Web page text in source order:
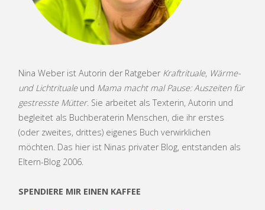
Nina Weber ist Autorin der Ratgeber Kraftrituale, Wärme-
und Lichtritualeund Mama macht mal Pause: Auszeiten für
gestresste Mütter. Sie arbeitet als Texterin, Autorin und
begleitet als Buchberaterin Menschen, die ihr erstes
(oder zweites, drittes) eigenes Buch verwirklichen
möchten. Das hier ist Ninas privater Blog, entstanden als
Eltern-Blog 2006.
SPENDIERE MIR EINEN KAFFEE